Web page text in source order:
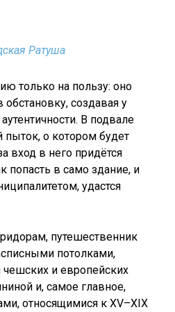
Ратуша
только на пользу: оно
создавая у
В подвале
пыток, о котором будет
вход в него придётся
попасть в само здание, и
удастся
путешественник
потолками,
и европейских
и, самое главное,
относящимися к XV–XIX